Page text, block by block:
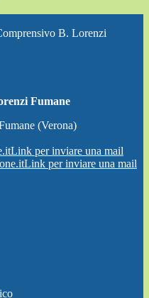
B. Lorenzi
Fumane
(Verona)
Link per inviare una mail
Link per inviare una mail